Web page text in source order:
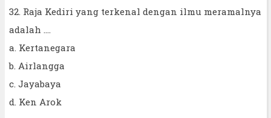
32. Raja Kediri yang terkenal dengan ilmu meramalnya
adalah ....
a. Kertanegara
b. Airlangga
c. Jayabaya
d. Ken Arok